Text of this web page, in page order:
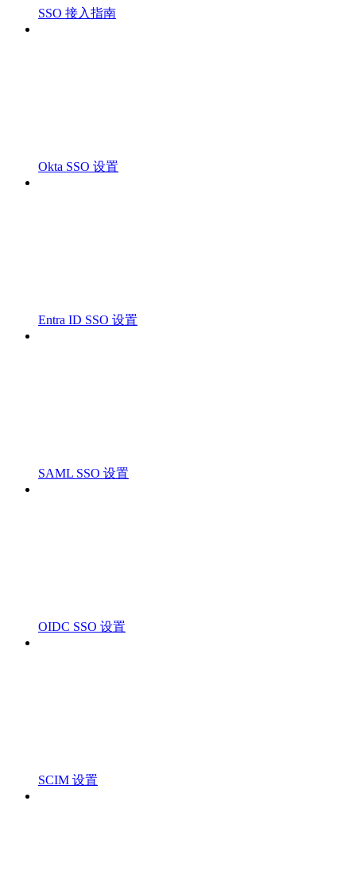
SSO 接入指南
Okta SSO 设置
Entra ID SSO 设置
SAML SSO 设置
OIDC SSO 设置
SCIM 设置